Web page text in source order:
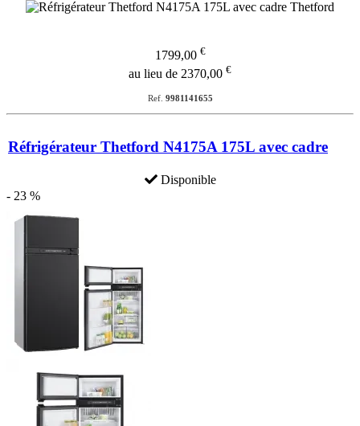
1799,00 €
au lieu de 2370,00 €
Ref. 9981141655
Réfrigérateur Thetford N4175A 175L avec cadre
Disponible
- 23 %